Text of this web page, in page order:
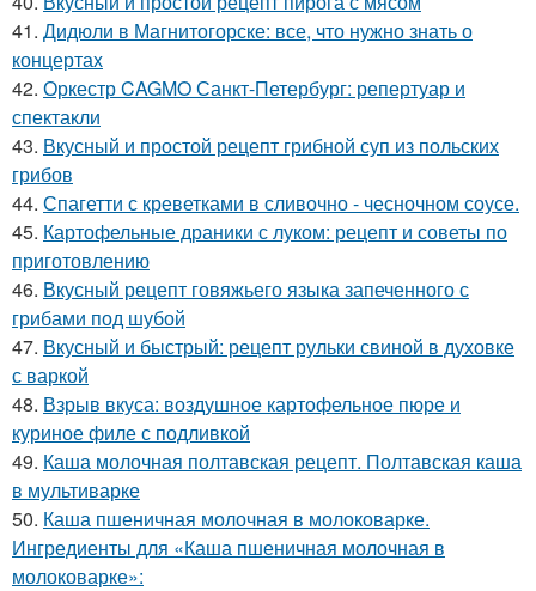
41. Дидюли в Магнитогорске: все, что нужно знать о
концертах
42. Оркестр CAGMO Санкт-Петербург: репертуар и
спектакли
43. Вкусный и простой рецепт грибной суп из польских
грибов
44. Спагетти с креветками в сливочно - чесночном соусе.
45. Картофельные драники с луком: рецепт и советы по
приготовлению
46. Вкусный рецепт говяжьего языка запеченного с
грибами под шубой
47. Вкусный и быстрый: рецепт рульки свиной в духовке
с варкой
48. Взрыв вкуса: воздушное картофельное пюре и
куриное филе с подливкой
49. Каша молочная полтавская рецепт. Полтавская каша
в мультиварке
50. Каша пшеничная молочная в молоковарке.
Ингредиенты для «Каша пшеничная молочная в
молоковарке»: